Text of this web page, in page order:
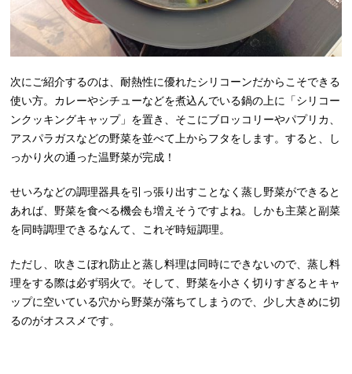
次にご紹介するのは、耐熱性に優れたシリコーンだからこそできる
使い方。カレーやシチューなどを煮込んでいる鍋の上に「シリコー
ンクッキングキャップ」を置き、そこにブロッコリーやパプリカ、
アスパラガスなどの野菜を並べて上からフタをします。すると、し
っかり火の通った温野菜が完成！
せいろなどの調理器具を引っ張り出すことなく蒸し野菜ができると
あれば、野菜を食べる機会も増えそうですよね。しかも主菜と副菜
を同時調理できるなんて、これぞ時短調理。
ただし、吹きこぼれ防止と蒸し料理は同時にできないので、蒸し料
理をする際は必ず弱火で。そして、野菜を小さく切りすぎるとキャ
ップに空いている穴から野菜が落ちてしまうので、少し大きめに切
るのがオススメです。